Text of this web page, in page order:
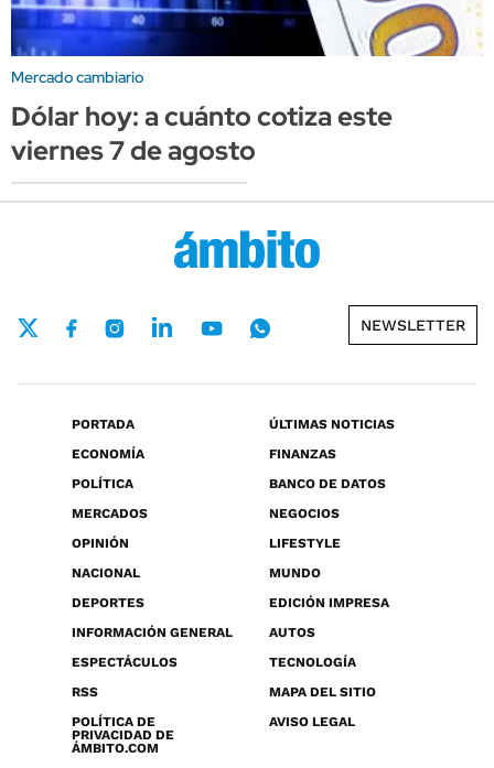
Mercado cambiario
Dólar hoy: a cuánto cotiza este
viernes 7 de agosto
NEWSLETTER
PORTADA
ÚLTIMAS NOTICIAS
ECONOMÍA
FINANZAS
POLÍTICA
BANCO DE DATOS
MERCADOS
NEGOCIOS
OPINIÓN
LIFESTYLE
NACIONAL
MUNDO
DEPORTES
EDICIÓN IMPRESA
INFORMACIÓN GENERAL
AUTOS
ESPECTÁCULOS
TECNOLOGÍA
RSS
MAPA DEL SITIO
POLÍTICA DE
PRIVACIDAD DE
ÁMBITO.COM
AVISO LEGAL